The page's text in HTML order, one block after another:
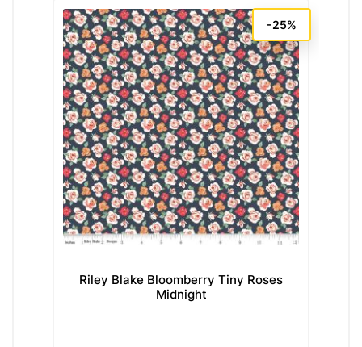
Riley Blake Bloomberry Tiny Roses
Midnight
-25%